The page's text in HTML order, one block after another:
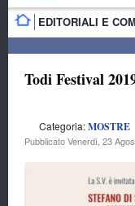
EDITORIALI E
Todi Festival
Categoria:MOSTRE
Pubblicato Venerdì, 23